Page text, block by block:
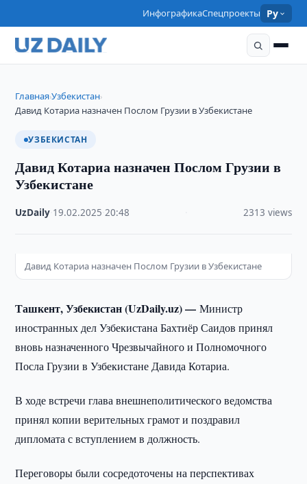
ИнфографикаСпецпроекты Ру
Главная›Узбекистан›
Давид Котариа назначен Послом Грузии в Узбекистане
УЗБЕКИСТАН
Давид Котариа назначен Послом Грузии в
Узбекистане
UzDaily 19.02.2025 ·20:48 2313 views
Давид Котариа назначен Послом Грузии в Узбекистане
Ташкент, Узбекистан (UzDaily.uz) —Министр
иностранных дел Узбекистана Бахтиёр Саидов принял
вновь назначенного Чрезвычайного и Полномочного
Посла Грузии в Узбекистане Давида Котариа.
В ходе встречи глава внешнеполитического ведомства
принял копии верительных грамот и поздравил
дипломата с вступлением в должность.
Переговоры были сосредоточены на перспективах